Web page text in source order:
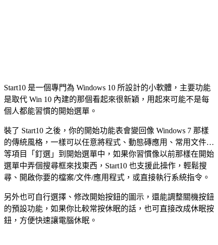
Start10 是一個專門為 Windows 10 所設計的小軟體，主要功能
是取代 Win 10 內建的那個看起來很新穎，用起來可能不是每
個人都能習慣的開始選單。
裝了 Start10 之後，你的開始功能表會變回像 Windows 7 那樣
的傳統風格，一樣可以任意將程式、動態磚應用、常用文件…
等項目「釘選」到開始選單中，如果你習慣像以前那樣在開始
選單中弄個搜尋框來找東西，Start10 也支援此操作，輕鬆搜
尋、開啟你要的檔案/文件/應用程式，或直接執行系統指令。
另外也可自行選擇、修改開始按鈕的圖示，還能調整關機按鈕
的預設功能，如果你比較常按休眠的話，也可直接改成休眠按
鈕，方便快速讓電腦休眠。